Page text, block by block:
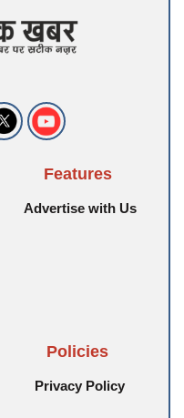
Features
Advertise with Us
Policies
Privacy Policy